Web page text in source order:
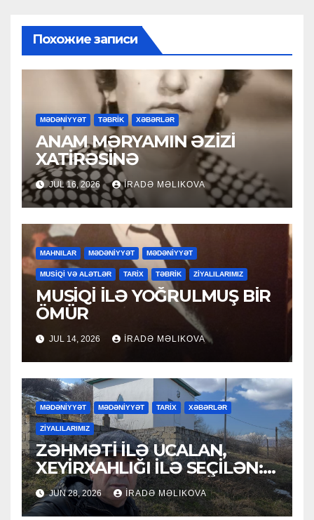
Похожие записи
MƏDƏNİYYƏT TƏBRİK XƏBƏRLƏR
ANAM MƏRYAMIN ƏZİZİ
XATİRƏSİNƏ
JUL 16, 2026 İRADƏ MƏLIKOVA
MAHNILAR MƏDƏNİYYƏT MƏDƏNİYYƏT
MUSİQİ VƏ ALƏTLƏR TARİX TƏBRİK ZİYALILARIMIZ
MUSİQİ İLƏ YOĞRULMUŞ BİR
ÖMÜR
JUL 14, 2026 İRADƏ MƏLIKOVA
MƏDƏNİYYƏT MƏDƏNİYYƏT TARİX XƏBƏRLƏR
ZİYALILARIMIZ
ZƏHMƏTİ İLƏ UCALAN,
XEYİRXAHLIĞI İLƏ SEÇİLƏN:
HACI RAMAZAN QULİYEV
JUN 28, 2026 İRADƏ MƏLIKOVA